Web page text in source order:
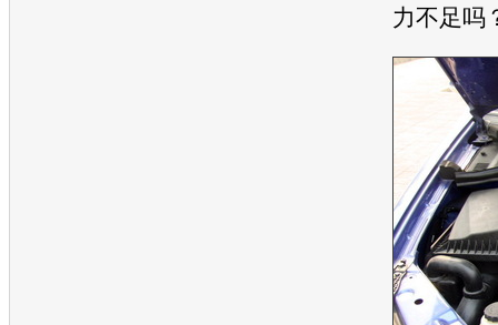
力不足吗